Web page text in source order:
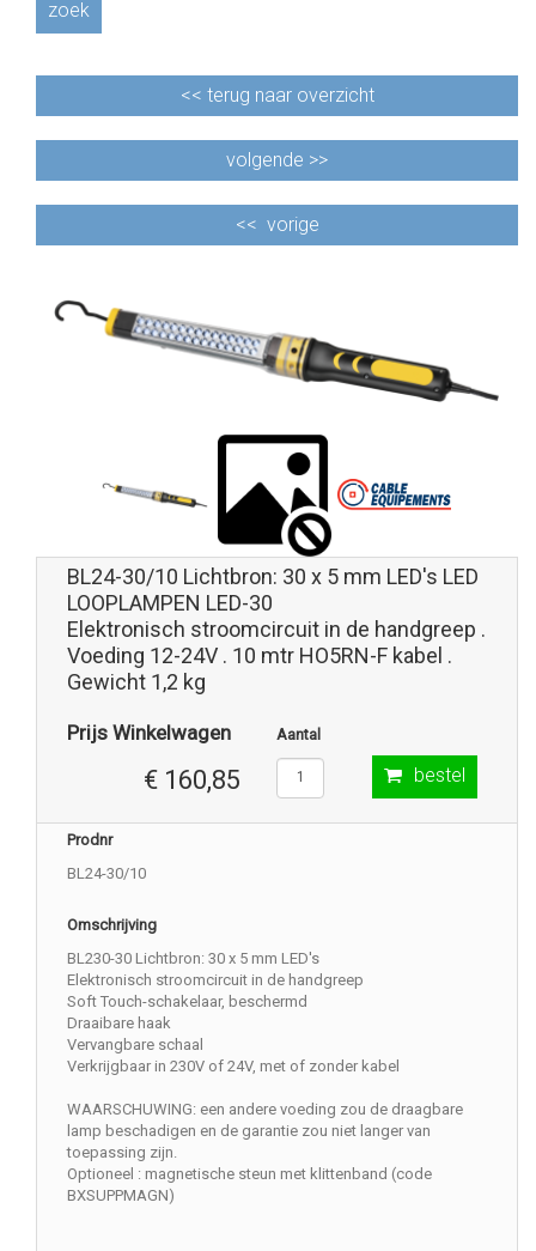
zoek
<< terug naar overzicht
volgende >>
<< vorige
BL24-30/10 Lichtbron: 30 x 5 mm LED's LED
LOOPLAMPEN LED-30
Elektronisch stroomcircuit in de handgreep .
Voeding 12-24V . 10 mtr HO5RN-F kabel .
Gewicht 1,2 kg
Prijs Winkelwagen
€ 160,85
Aantal
bestel
Prodnr
BL24-30/10
Omschrijving
BL230-30 Lichtbron: 30 x 5 mm LED's
Elektronisch stroomcircuit in de handgreep
Soft Touch-schakelaar, beschermd
Draaibare haak
Vervangbare schaal
Verkrijgbaar in 230V of 24V, met of zonder kabel
WAARSCHUWING: een andere voeding zou de draagbare
lamp beschadigen en de garantie zou niet langer van
toepassing zijn.
Optioneel : magnetische steun met klittenband (code
BXSUPPMAGN)